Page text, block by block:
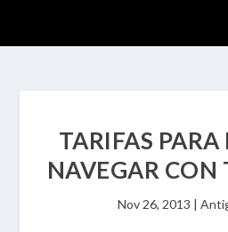
TARIFAS
NAVEGAR CON
Nov 26, 2013 |